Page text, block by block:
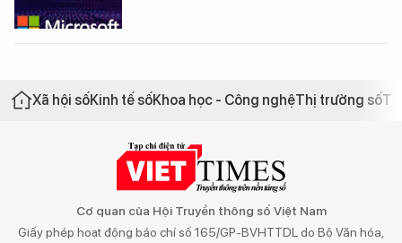
Xã hội sốKinh tế sốKhoa học - Công nghệThị trường số
Cơ quan của Hội Truyền thông số Việt Nam
Giấy phép hoạt động báo chí số 165/GP-BVHTTDL do Bộ Văn hóa,